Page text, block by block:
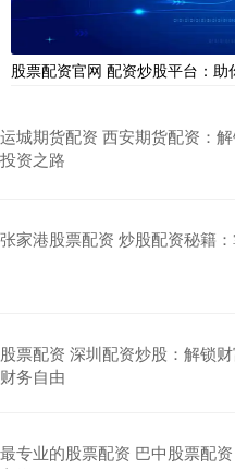
股票配资官网 配资炒股平台：
运城期货配资 西安期货配资：
投资之路
张家港股票配资 炒股配资秘籍
股票配资 深圳配资炒股：解锁
财务自由
最专业的股票配资 巴中股票配